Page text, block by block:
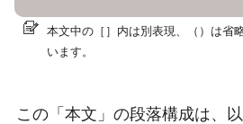
本文中の［］内は別表現、（）は省
います。
この「本文」の段落構成は、